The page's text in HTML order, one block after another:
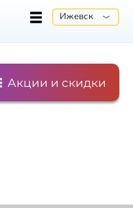
Ижевск
Акции и скидки